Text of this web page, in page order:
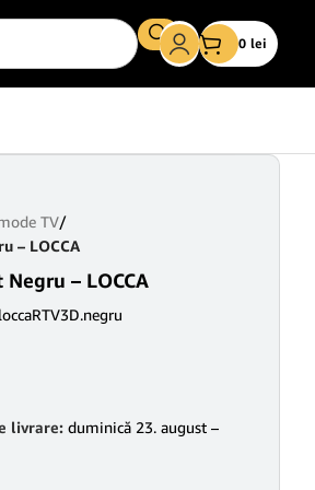
0 lei
TV/
– LOCCA
– LOCCA
livrare: duminică 23. august –